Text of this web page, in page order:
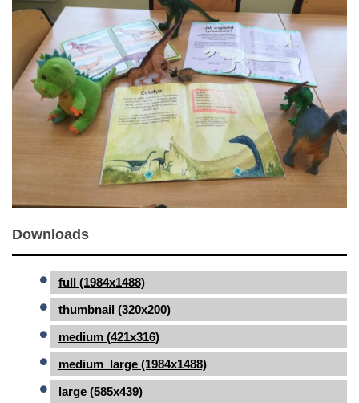
Downloads
full (1984x1488)
thumbnail (320x200)
medium (421x316)
medium_large (1984x1488)
large (585x439)